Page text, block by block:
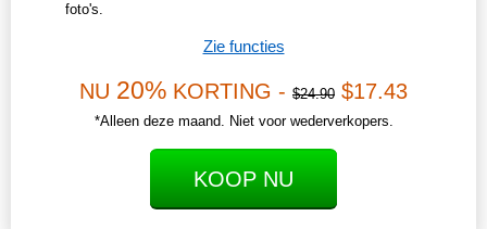
foto's.
Zie functies
NU 20% KORTING - $24.90 $17.43
*Alleen deze maand. Niet voor wederverkopers.
KOOP NU